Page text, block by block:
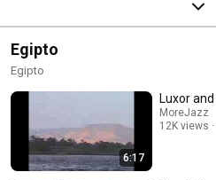
Egipto
Egipto
6:17
Luxor
MoreJazz
12K views